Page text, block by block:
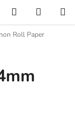
Hledat
KOŠÍK
Roll Paper